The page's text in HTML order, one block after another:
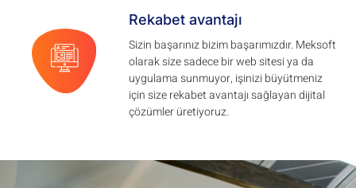
Rekabet avantajı
Sizin başarınız bizim başarımızdır. Meksoft
olarak size sadece bir web sitesi ya da
uygulama sunmuyor, işinizi büyütmeniz
için size rekabet avantajı sağlayan dijital
çözümler üretiyoruz.